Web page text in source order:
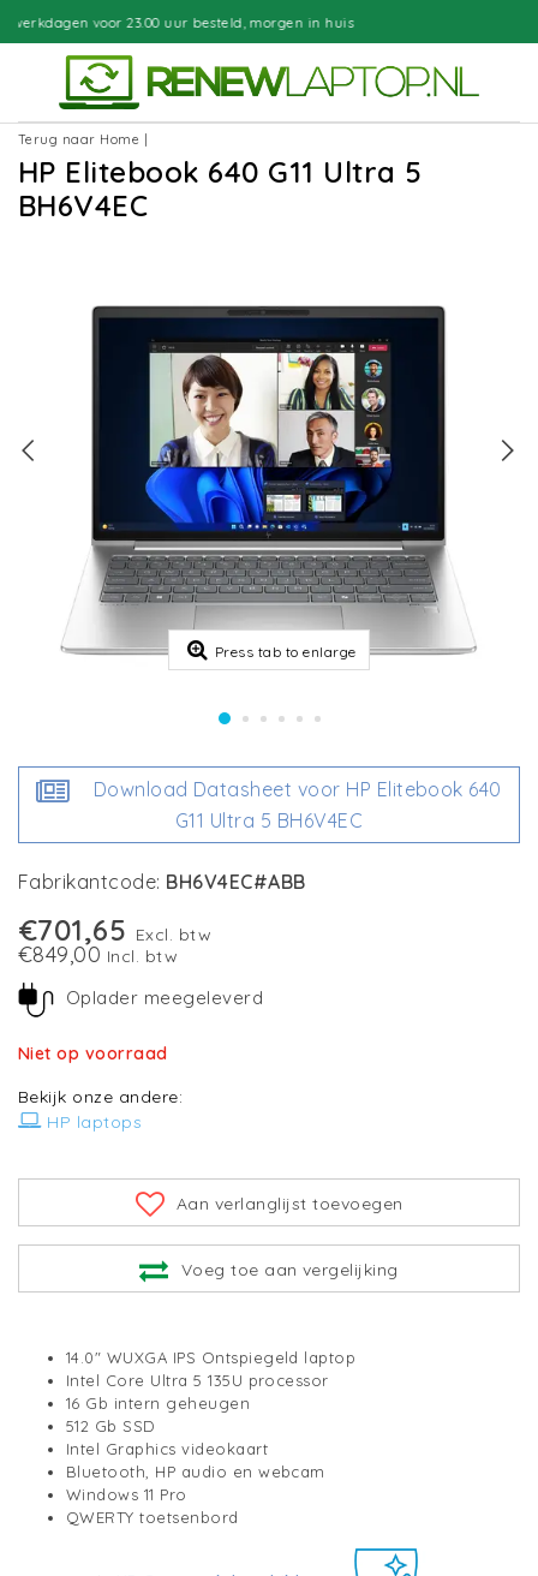
uur besteld, morgen in huis
Terug naar Home
HP Elitebook 640 G11 Ultra 5
BH6V4EC
Press tab to enlarge
Download Datasheet voor HP Elitebook 640
G11 Ultra 5 BH6V4EC
Fabrikantcode: BH6V4EC#ABB
€701,65 Excl. btw
€849,00 Incl. btw
Oplader meegeleverd
Niet op voorraad
Bekijk onze andere:
HP laptops
Aan verlanglijst toevoegen
Voeg toe aan vergelijking
14.0" WUXGA IPS Ontspiegeld laptop
Intel Core Ultra 5 135U processor
16 Gb intern geheugen
512 Gb SSD
Intel Graphics videokaart
Bluetooth, HP audio en webcam
Windows 11 Pro
QWERTY toetsenbord